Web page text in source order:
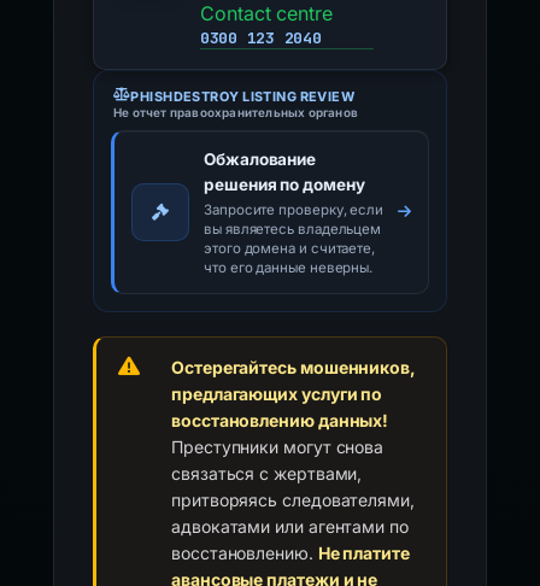
Contact centre
0300 123 2040
PHISHDESTROY LISTING REVIEW
Не отчет правоохранительных органов
Обжалование
решения по домену
Запросите проверку, если
вы являетесь владельцем
этого домена и считаете,
что его данные неверны.
Остерегайтесь мошенников,
предлагающих услуги по
восстановлению данных!
Преступники могут снова
связаться с жертвами,
притворяясь следователями,
адвокатами или агентами по
восстановлению. Не платите
авансовые платежи и не